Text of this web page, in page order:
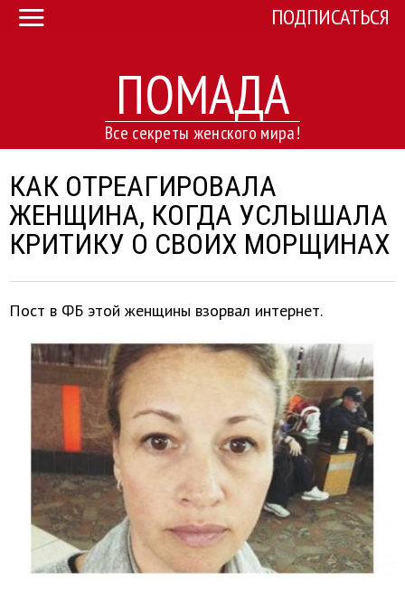
ПОМАДА
Все секреты женского мира!
ПОДПИСАТЬСЯ
КАК ОТРЕАГИРОВАЛА
ЖЕНЩИНА, КОГДА УСЛЫШАЛА
КРИТИКУ О СВОИХ МОРЩИНАХ
Пост в ФБ этой женщины взорвал интернет.